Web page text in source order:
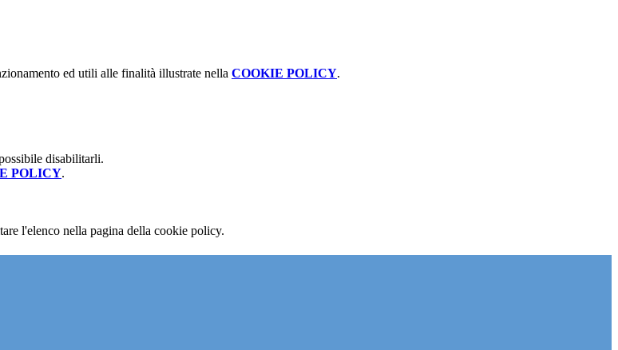
ed utili alle finalità illustrate nella COOKIE POLICY.
disabilitarli.
POLICY.
l'elenco nella pagina della cookie policy.